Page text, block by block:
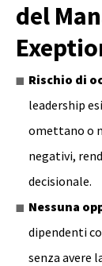
del
Rischio di
leadership
omettano o
negativi,
decisionale.
Nessuna
dipendenti
senza avere